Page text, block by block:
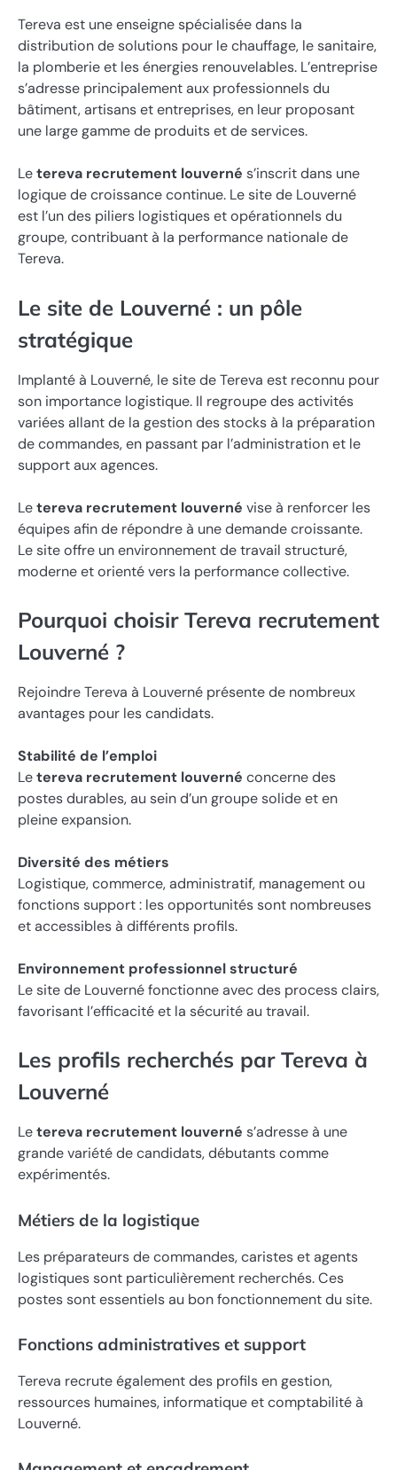
Tereva est une enseigne spécialisée dans la
distribution de solutions pour le chauffage, le sanitaire,
la plomberie et les énergies renouvelables. L’entreprise
s’adresse principalement aux professionnels du
bâtiment, artisans et entreprises, en leur proposant
une large gamme de produits et de services.
Letereva recrutement louverné s’inscrit dans une
logique de croissance continue. Le site de Louverné
est l’un des piliers logistiques et opérationnels du
groupe, contribuant à la performance nationale de
Tereva.
Le site de Louverné : un pôle
stratégique
Implanté à Louverné, le site de Tereva est reconnu pour
son importance logistique. Il regroupe des activités
variées allant de la gestion des stocks à la préparation
de commandes, en passant par l’administration et le
support aux agences.
Letereva recrutement louverné vise à renforcer les
équipes afin de répondre à une demande croissante.
Le site offre un environnement de travail structuré,
moderne et orienté vers la performance collective.
Pourquoi choisir Tereva recrutement
Louverné ?
Rejoindre Tereva à Louverné présente de nombreux
avantages pour les candidats.
Stabilité de l’emploi
Letereva recrutement louverné concerne des
postes durables, au sein d’un groupe solide et en
pleine expansion.
Diversité des métiers
Logistique, commerce, administratif, management ou
fonctions support : les opportunités sont nombreuses
et accessibles à différents profils.
Environnement professionnel structuré
Le site de Louverné fonctionne avec des process clairs,
favorisant l’efficacité et la sécurité au travail.
Les profils recherchés par Tereva à
Louverné
Letereva recrutement louverné s’adresse à une
grande variété de candidats, débutants comme
expérimentés.
Métiers de la logistique
Les préparateurs de commandes, caristes et agents
logistiques sont particulièrement recherchés. Ces
postes sont essentiels au bon fonctionnement du site.
Fonctions administratives et support
Tereva recrute également des profils en gestion,
ressources humaines, informatique et comptabilité à
Louverné.